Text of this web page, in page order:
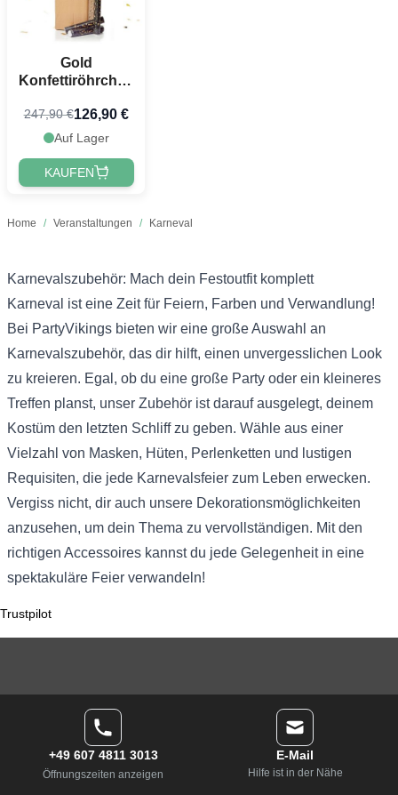
Home / Veranstaltungen / Karneval
Gold
Konfettiröhrchen
cm PartyVikings
50x - Metallic
247,90 €126,90 €
Auf Lager
KAUFEN
Karnevalszubehör: Mach dein Festoutfit komplett
Karneval ist eine Zeit für Feiern, Farben und Verwandlung!
Bei PartyVikings bieten wir eine große Auswahl an
Karnevalszubehör, das dir hilft, einen unvergesslichen Look
zu kreieren. Egal, ob du eine große Party oder ein kleineres
Treffen planst, unser Zubehör ist darauf ausgelegt, deinem
Kostüm den letzten Schliff zu geben. Wähle aus einer
Vielzahl von Masken, Hüten, Perlenketten und lustigen
Requisiten, die jede Karnevalsfeier zum Leben erwecken.
Vergiss nicht, dir auch unsere Dekorationsmöglichkeiten
anzusehen, um dein Thema zu vervollständigen. Mit den
richtigen Accessoires kannst du jede Gelegenheit in eine
spektakuläre Feier verwandeln!
Trustpilot
+49 607 4811 3013
Öffnungszeiten anzeigen
E-Mail
Hilfe ist in der Nähe